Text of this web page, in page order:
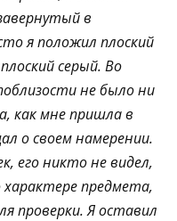
в
я положил плоский
серый. Во
не было ни
как мне пришла в
о своем намерении.
его никто не видел,
характере предмета,
проверки. Я оставил